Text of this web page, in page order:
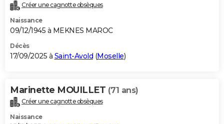
Créer une cagnotte obsèques
Naissance
09/12/1945 à MEKNES MAROC
Décès
17/09/2025 à Saint-Avold (Moselle)
Marinette MOUILLET (71 ans)
Créer une cagnotte obsèques
Naissance